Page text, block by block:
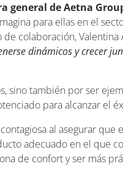
general de Aetna
para ellas en el
colaboración,
dinámicos y crecer
sino también por ser
para alcanzar el
al asegurar
adecuado en el que
de confort y ser más